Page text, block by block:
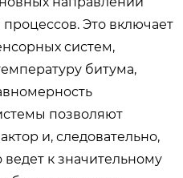
Это включает
систем,
битума,
позволяют
и, следовательно,
к значительному